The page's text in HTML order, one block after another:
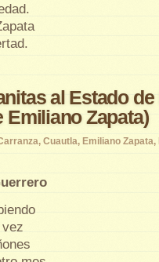
al Estado
Emiliano Zapata)
Cuautla Emiliano Zapata